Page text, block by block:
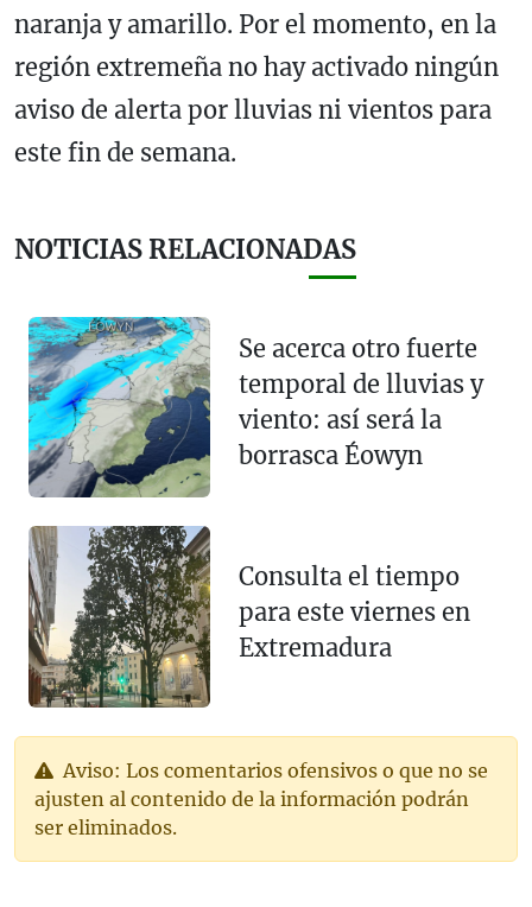
naranja y amarillo. Por el momento, en la
región extremeña no hay activado ningún
aviso de alerta por lluvias ni vientos para
este fin de semana.
NOTICIAS RELACIONADAS
Se acerca otro fuerte
temporal de lluvias y
viento: así será la
borrasca Éowyn
Consulta el tiempo
para este viernes en
Extremadura
Aviso: Los comentarios ofensivos o que no se
ajusten al contenido de la información podrán
ser eliminados.